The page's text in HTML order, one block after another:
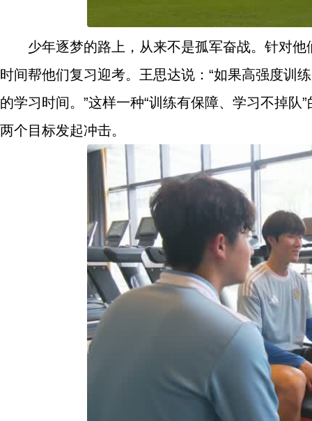
少年逐梦的路上，从来不是孤军奋战。针对
时间帮他们复习迎考。王思达说：“如果高强度训
的学习时间。”这样一种“训练有保障、学习不掉
两个目标发起冲击。